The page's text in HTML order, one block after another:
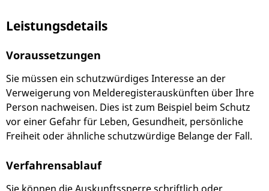
Leistungsdetails
Voraussetzungen
Sie müssen ein schutzwürdiges Interesse an der
Verweigerung von Melderegisterauskünften über Ihre
Person nachweisen. Dies ist zum Beispiel beim Schutz
vor einer Gefahr für Leben, Gesundheit, persönliche
Freiheit oder ähnliche schutzwürdige Belange der Fall.
Verfahrensablauf